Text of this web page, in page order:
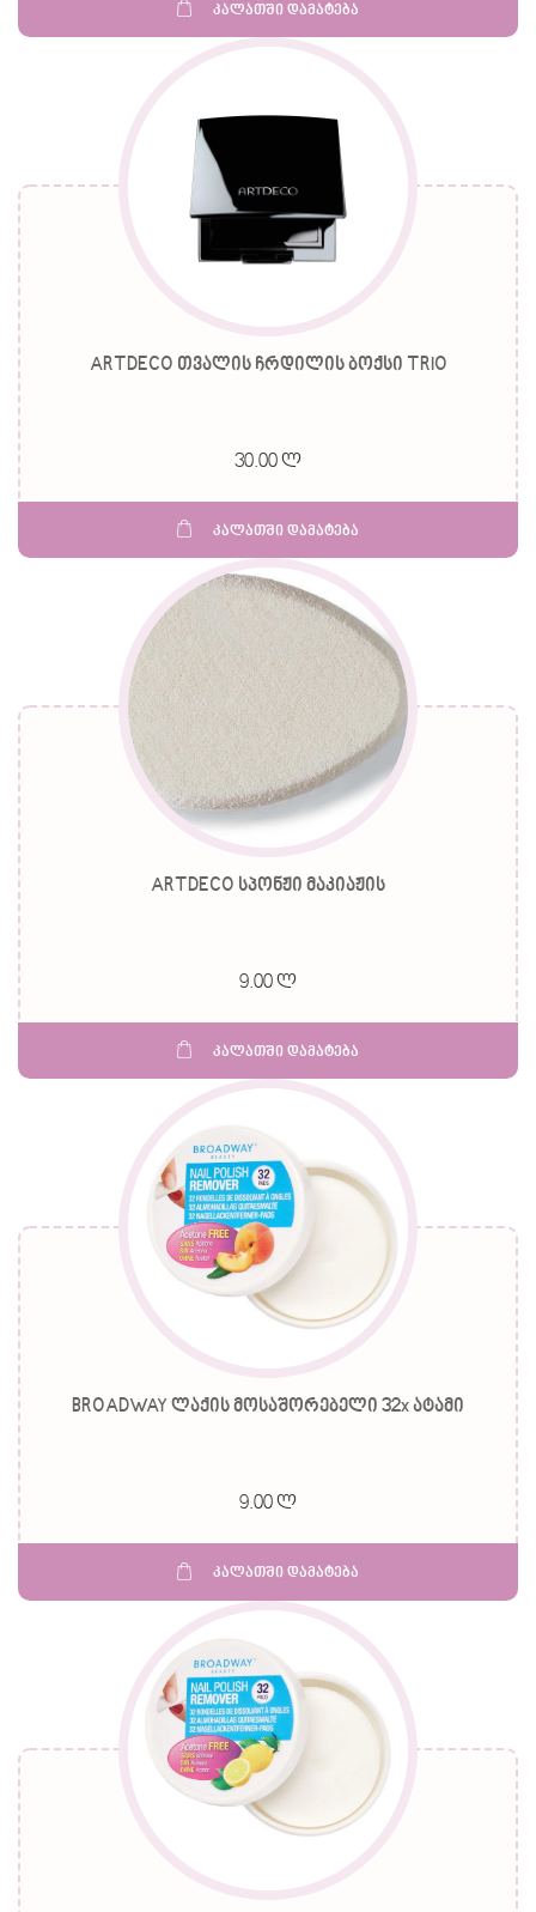
კალათში დამატება
ARTDECO თვალის ჩრდილის ბოქსი TRIO
30.00 ლ
კალათში დამატება
ARTDECO სპონჟი მაკიაჟის
9.00 ლ
კალათში დამატება
BROADWAY ლაქის მოსაშორებელი 32x ატამი
9.00 ლ
კალათში დამატება